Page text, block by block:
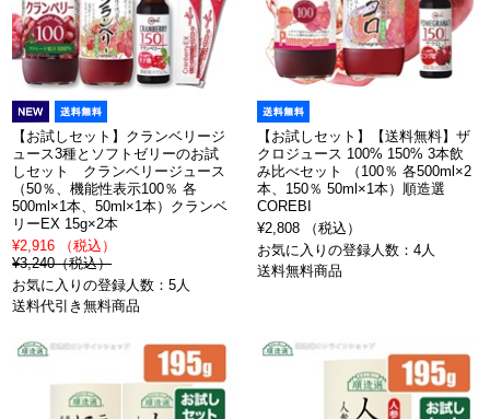
【お試しセット】クランベリージ
ュース3種とソフトゼリーのお試
しセット クランベリージュース
（50％、機能性表示100％ 各
500ml×1本、50ml×1本）クランベ
リーEX 15g×2本
¥2,916 （税込）
¥3,240（税込）
お気に入りの登録人数：5人
送料代引き無料商品
【お試しセット】【送料無料】ザ
クロジュース 100% 150% 3本飲
み比べセット （100％ 各500ml×2
本、150％ 50ml×1本）順造選
COREBI
¥2,808 （税込）
お気に入りの登録人数：4人
送料無料商品